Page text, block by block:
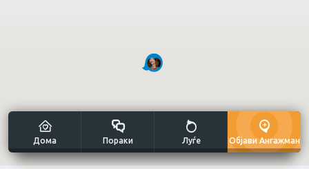
Уметнички занаети
Готвач Рачна изработка
Сликање на
платно
Дома Пораки Луѓе Објави Ангажман